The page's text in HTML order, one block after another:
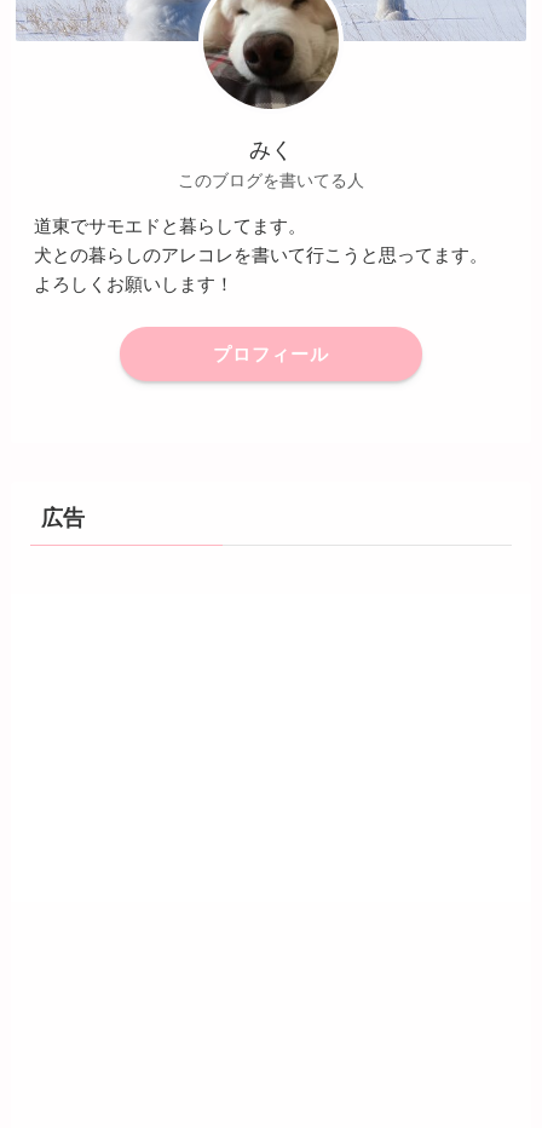
みく
このブログを書いてる人
道東でサモエドと暮らしてます。
犬との暮らしのアレコレを書いて行こうと思ってます。
よろしくお願いします！
プロフィール
広告